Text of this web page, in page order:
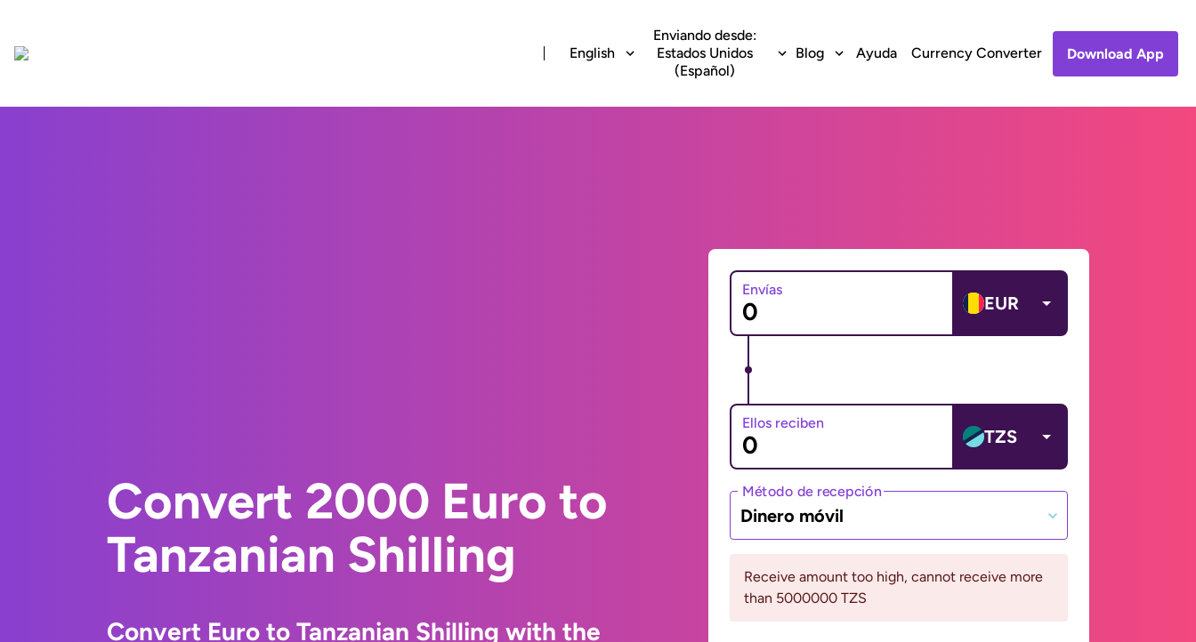
English
Enviando desde:
Estados Unidos
(Español)
Blog Ayuda Currency Converter Download App
Convert 2000 Euro to
Tanzanian Shilling
Convert Euro to Tanzanian Shilling with the
Envías
EUR
Ellos reciben
TZS
Método de recepción
Dinero móvil
Receive amount too high, cannot receive more
than 5000000 TZS